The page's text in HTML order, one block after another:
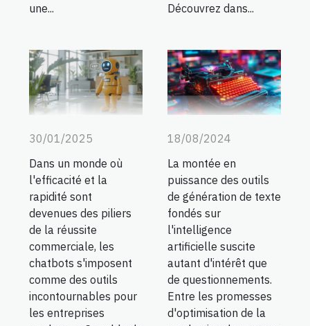
une...
Découvrez dans...
30/01/2025
Dans un monde où
l'efficacité et la
rapidité sont
devenues des piliers
de la réussite
commerciale, les
chatbots s'imposent
comme des outils
incontournables pour
les entreprises
18/08/2024
La montée en
puissance des outils
de génération de texte
fondés sur
l'intelligence
artificielle suscite
autant d'intérêt que
de questionnements.
Entre les promesses
d'optimisation de la